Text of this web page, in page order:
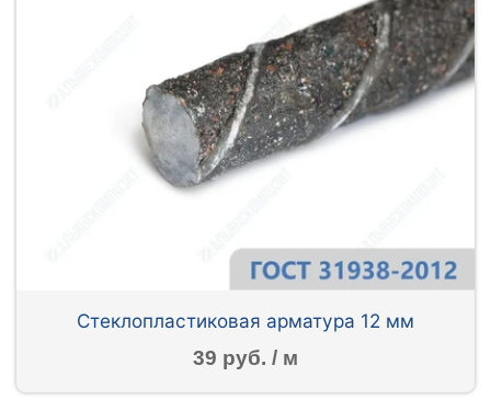
Стеклопластиковая арматура 12 мм
39 руб. / м